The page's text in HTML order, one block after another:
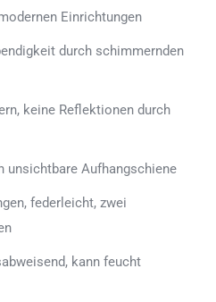
Einrichtungen
durch schimmernden
keine Reflektionen durch
unsichtbare Aufhangschiene
federleicht, zwei
kann feucht